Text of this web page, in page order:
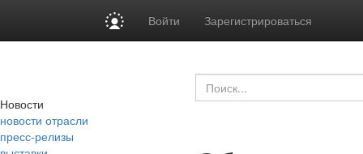
Войти Зарегистрироваться
Новости
новости отрасли
пресс-релизы